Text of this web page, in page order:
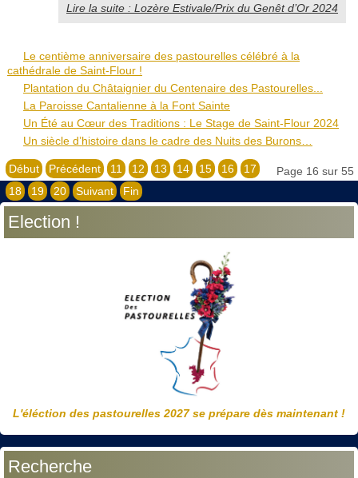
Lire la suite : Lozère Estivale/Prix du Genêt d’Or 2024
Le centième anniversaire des pastourelles célébré à la
cathédrale de Saint-Flour !
Plantation du Châtaignier du Centenaire des Pastourelles...
La Paroisse Cantalienne à la Font Sainte
Un Été au Cœur des Traditions : Le Stage de Saint-Flour 2024
Un siècle d’histoire dans le cadre des Nuits des Burons…
Page 16 sur 55
Début Précédent 11 12 13 14 15 16
17
18
19 20 Suivant Fin
Election !
L'éléction des pastourelles 2027 se prépare dès maintenant !
Recherche